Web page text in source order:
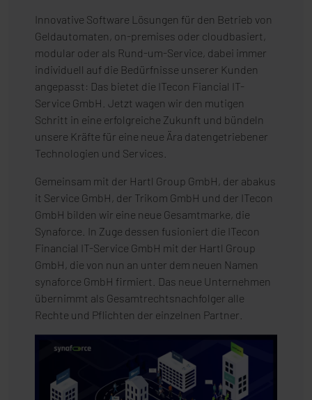
Innovative Software Lösungen für den Betrieb von
Geldautomaten, on-premises oder cloudbasiert,
modular oder als Rund-um-Service, dabei immer
individuell auf die Bedürfnisse unserer Kunden
angepasst: Das bietet die ITecon Fiancial IT-
Service GmbH. Jetzt wagen wir den mutigen
Schritt in eine erfolgreiche Zukunft und bündeln
unsere Kräfte für eine neue Ära datengetriebener
Technologien und Services.
Gemeinsam mit der Hartl Group GmbH, der abakus
it Service GmbH, der Trikom GmbH und der ITecon
GmbH bilden wir eine neue Gesamtmarke, die
Synaforce. In Zuge dessen fusioniert die ITecon
Financial IT-Service GmbH mit der Hartl Group
GmbH, die von nun an unter dem neuen Namen
synaforce GmbH firmiert. Das neue Unternehmen
übernimmt als Gesamtrechtsnachfolger alle
Rechte und Pflichten der einzelnen Partner.